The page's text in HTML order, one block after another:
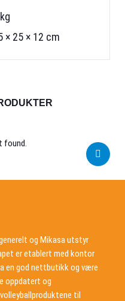
× 25 × 12 cm
found.
og Mikasa utstyr
er etablert med kontor
en god nettbutikk og være
oppdatert og
til